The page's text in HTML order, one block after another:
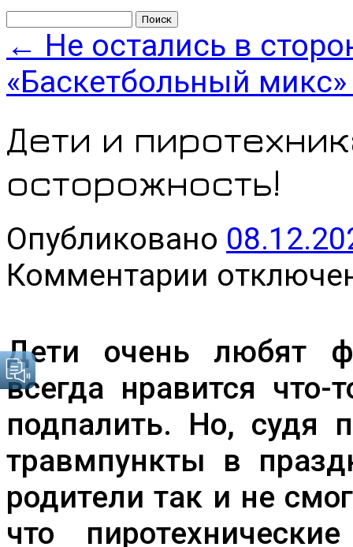
← Не остались в
«Баскетбольный
Дети и
осторожность!
Опубликовано
Комментарии
записи
осторожность!
Дети очень любят
всегда нравится
подпалить. Но, судя
травмпункты в
родители так и не
что